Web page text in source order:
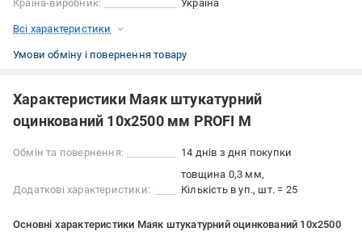
Країна-виробник:
Україна
Всі характеристики
Умови обміну і повернення товару
Характеристики Маяк штукатурний
оцинкований 10x2500 мм PROFI M
Обмін та повернення: 14 днів з дня покупки
Додаткові характеристики:
товщина 0,3 мм
Кількість в уп., шт. = 25
Основні характеристики Маяк штукатурний оцинкований 10x2500